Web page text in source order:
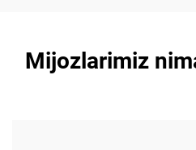
Mijozlarimiz